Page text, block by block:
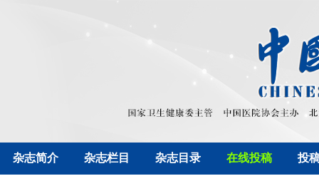
杂志简介 杂志栏目 杂志目录 在线投稿 投